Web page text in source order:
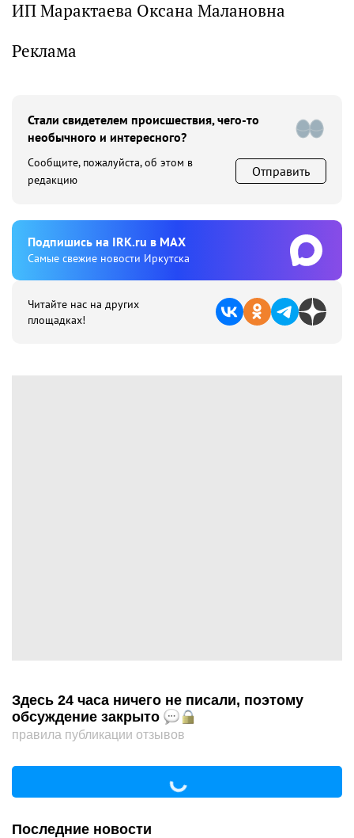
ИП Марактаева Оксана Малановна
Реклама
Стали свидетелем происшествия, чего-то
необычного и интересного?
Сообщите, пожалуйста, об этом в
редакцию
Отправить
Подпишиcь на IRK.ru в MAX
Cамые свежие новости Иркутска
Читайте нас на других
площадках!
Здесь 24 часа ничего не писали, поэтому
обсуждение закрыто
правила публикации отзывов
Последние новости